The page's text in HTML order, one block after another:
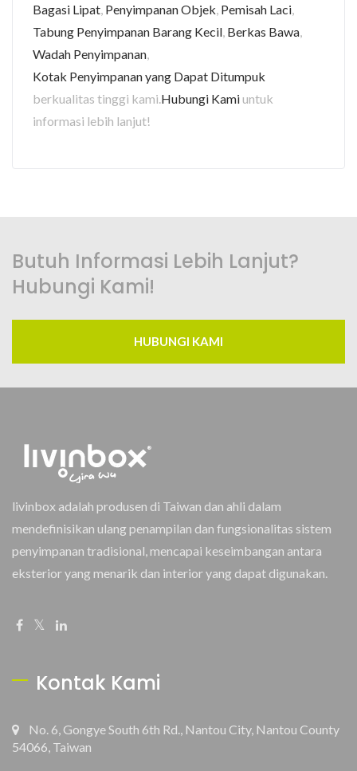
Bagasi Lipat Penyimpanan Objek Pemisah Laci
Tabung Penyimpanan Barang Kecil Berkas Bawa
Wadah Penyimpanan
Kotak Penyimpanan yang Dapat Ditumpuk
berkualitas tinggi kami. Hubungi Kamiuntuk
informasi lebih lanjut!
Butuh Informasi Lebih Lanjut?
Hubungi Kami!
HUBUNGI KAMI
livinbox adalah produsen di Taiwan dan ahli dalam
mendefinisikan ulang penampilan dan fungsionalitas sistem
penyimpanan tradisional, mencapai keseimbangan antara
eksterior yang menarik dan interior yang dapat digunakan.
Kontak Kami
No. 6, Gongye South 6th Rd., Nantou City, Nantou County
54066, Taiwan